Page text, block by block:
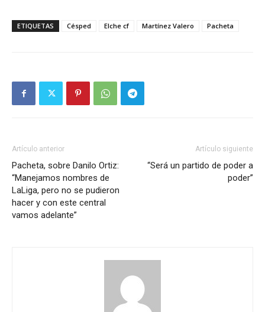
ETIQUETAS Césped Elche cf Martínez Valero Pacheta
Artículo anterior
Pacheta, sobre Danilo Ortiz:
“Manejamos nombres de
LaLiga, pero no se pudieron
hacer y con este central
vamos adelante”
Artículo siguiente
“Será un partido de poder a
poder”